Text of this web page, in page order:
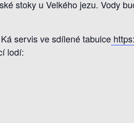
stoky u Velkého jezu. Vody
servis ve sdílené tabulce
lodí: